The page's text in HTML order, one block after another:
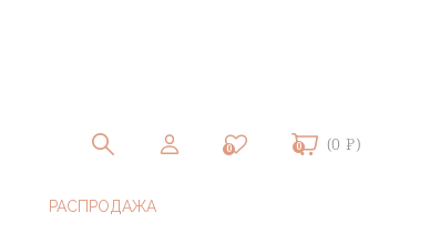
0 0 (0 ₽)